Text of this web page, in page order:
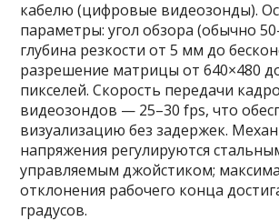
кабелю (цифровые видеозонды).
параметры: угол обзора (обычно
глубина резкости от 5 мм до
разрешение матрицы от 640×480
пикселей. Скорость передачи
видеозондов — 25–30 fps, что
визуализацию без задержек.
напряжения регулируются
управляемым джойстиком;
отклонения рабочего конца
градусов.